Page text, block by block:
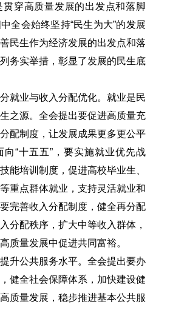
穿高质量发展的出发点和落脚
全会始终坚持“民生为大”的发展
民生作为经济发展的出发点和落
务实举措，彰显了发展的民生底
就业与收入分配优化。就业是民
之源。全会提出要促进高质量充
配制度，让发展成果更多更公平
“十五五”，要实施就业优先战
能培训制度，促进高校毕业生、
重点群体就业，支持灵活就业和
完善收入分配制度，健全再分配
分配秩序，扩大中等收入群体，
质量发展中促进共同富裕。
升公共服务水平。全会提出要办
健全社会保障体系，加快建设健
质量发展，稳步推进基本公共服